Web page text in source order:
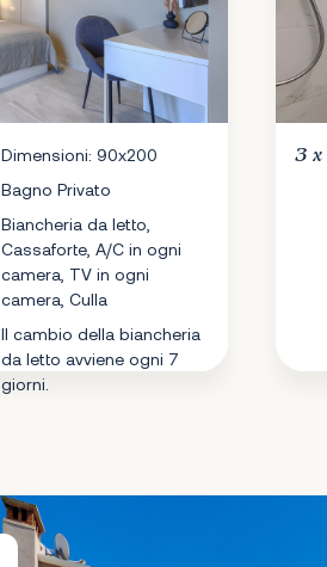
Dimensioni: 90x200
Bagno Privato
Biancheria da letto,
Cassaforte, A/C in ogni
camera, TV in ogni
camera, Culla
Il cambio della biancheria
da letto avviene ogni 7
giorni.
3 x